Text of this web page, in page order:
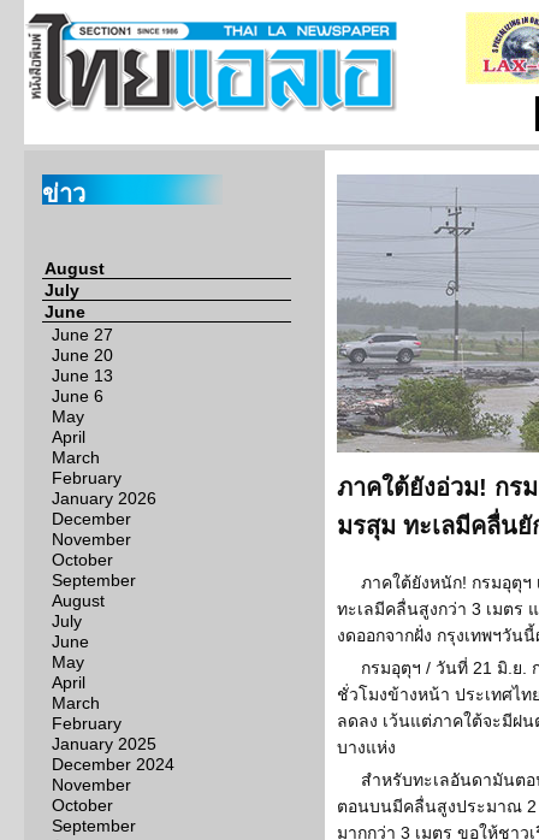
ข่าว
August
July
June
June 27
June 20
June 13
June 6
May
April
March
February
January 2026
December
November
October
September
August
July
June
May
April
March
February
January 2025
December 2024
November
October
September
ภาคใต้ยังอ่วม! กร
มรสุม ทะเลมีคลื่นยั
ภาคใต้ยังหนัก! กรมอุตุ
ทะเลมีคลื่นสูงกว่า 3 เมตร
งดออกจากฝั่ง กรุงเทพฯวัน
กรมอุตุฯ / วันที่ 21 มิ.ย.
ชั่วโมงข้างหน้า ประเทศไ
ลดลง เว้นแต่ภาคใต้จะมีฝ
บางแห่ง
สำหรับทะเลอันดามันต
ตอนบนมีคลื่นสูงประมาณ
มากกว่า 3 เมตร ขอให้ชาว